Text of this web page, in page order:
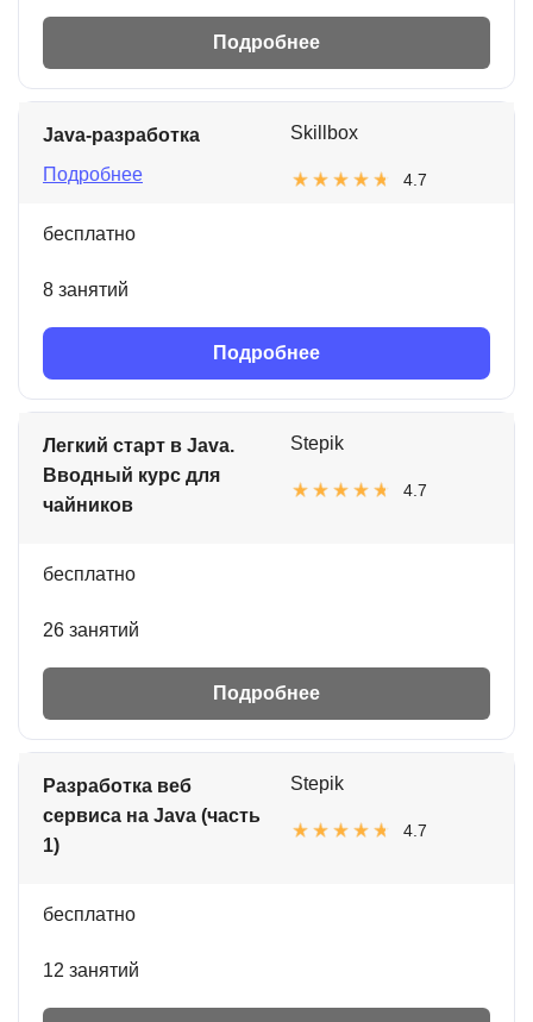
Подробнее
Java-разработка
Подробнее
Skillbox
4.7
бесплатно
8 занятий
Подробнее
Легкий старт в Java.
Вводный курс для
чайников
Stepik
4.7
бесплатно
26 занятий
Подробнее
Разработка веб
сервиса на Java (часть
1)
Stepik
4.7
бесплатно
12 занятий